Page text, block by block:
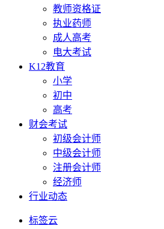
教师资格证
执业药师
成人高考
电大考试
K12教育
小学
初中
高考
财会考试
初级会计师
中级会计师
注册会计师
经济师
行业动态
标签云